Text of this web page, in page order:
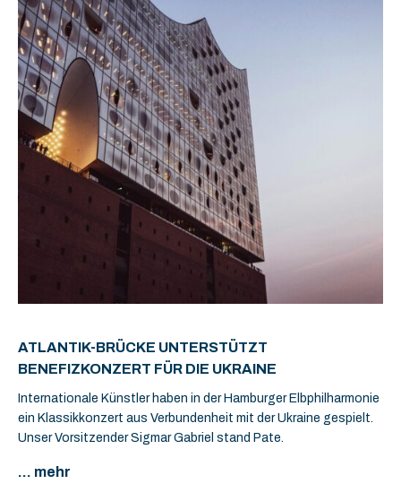
ATLANTIK-BRÜCKE UNTERSTÜTZT
BENEFIZKONZERT FÜR DIE UKRAINE
Internationale Künstler haben in der Hamburger Elbphilharmonie
ein Klassikkonzert aus Verbundenheit mit der Ukraine gespielt.
Unser Vorsitzender Sigmar Gabriel stand Pate.
... mehr